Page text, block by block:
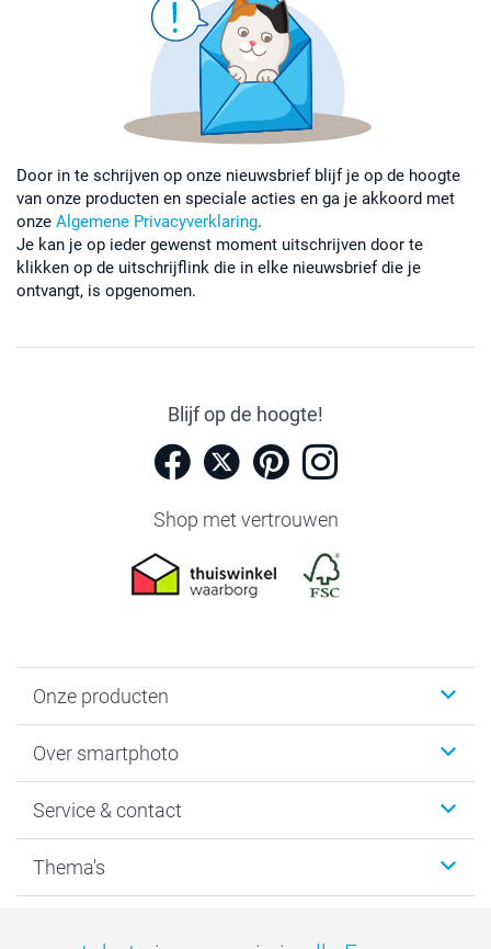
Door in te schrijven op onze nieuwsbrief blijf je op de hoogte
van onze producten en speciale acties en ga je akkoord met
onze Algemene Privacyverklaring.
Je kan je op ieder gewenst moment uitschrijven door te
klikken op de uitschrijflink die in elke nieuwsbrief die je
ontvangt, is opgenomen.
Blijf op de hoogte!
Shop met vertrouwen
Onze producten
Fotoboeken
Fotocadeaus
Kaarten
Over smartphoto
Vacatures
Bestelproces
Service & contact
Tevredenheidsgarantie
Thema's